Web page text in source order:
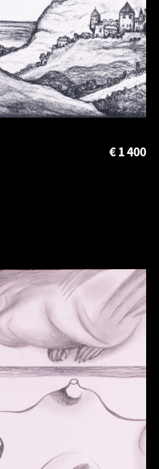
1 400
€